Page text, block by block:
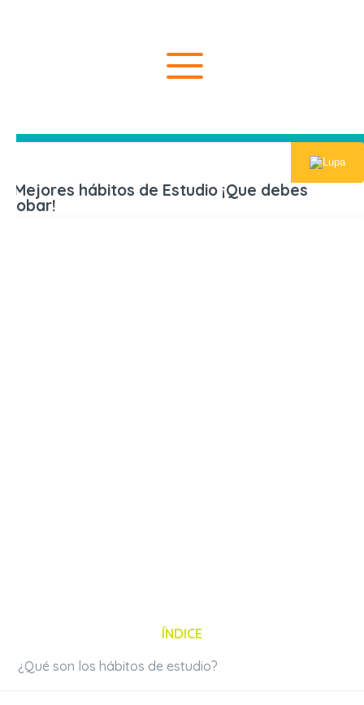
Inicio 5 Mejores
5 Mejores hábitos de Estudio ¡Que debes
probar!
ÍNDICE
¿Qué son los hábitos de estudio?